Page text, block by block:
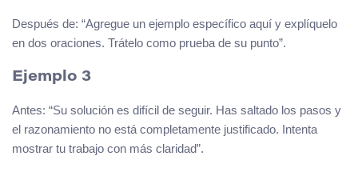
Después de: “Agregue un ejemplo específico aquí y explíquelo
en dos oraciones. Trátelo como prueba de su punto”.
Ejemplo 3
Antes: “Su solución es difícil de seguir. Has saltado los pasos y
el razonamiento no está completamente justificado. Intenta
mostrar tu trabajo con más claridad”.